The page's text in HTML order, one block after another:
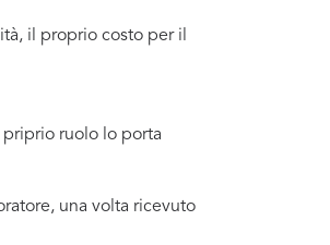
il proprio costo per il
ruolo lo porta
una volta ricevuto